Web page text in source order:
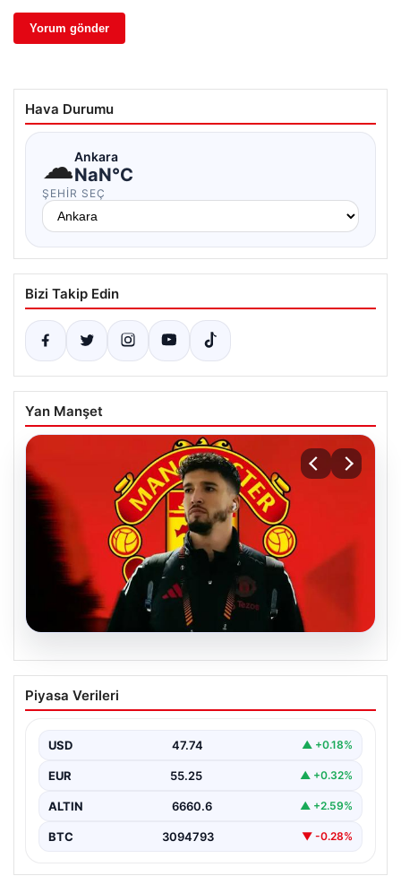
Hava Durumu
☁Ankara
NaN°C
ŞEHIR SEÇ
Bizi Takip Edin
Yan Manşet
Manchester United, Altay Bayındır’ın
Transferini Resmen Duyurdu
beklenen haberi duyurdu ve transferde sona…
Piyasa Verileri
USD 47.74 ▲ +0.18%
EUR 55.25 ▲ +0.32%
ALTIN 6660.6 ▲ +2.59%
BTC 3094793 ▼ -0.28%